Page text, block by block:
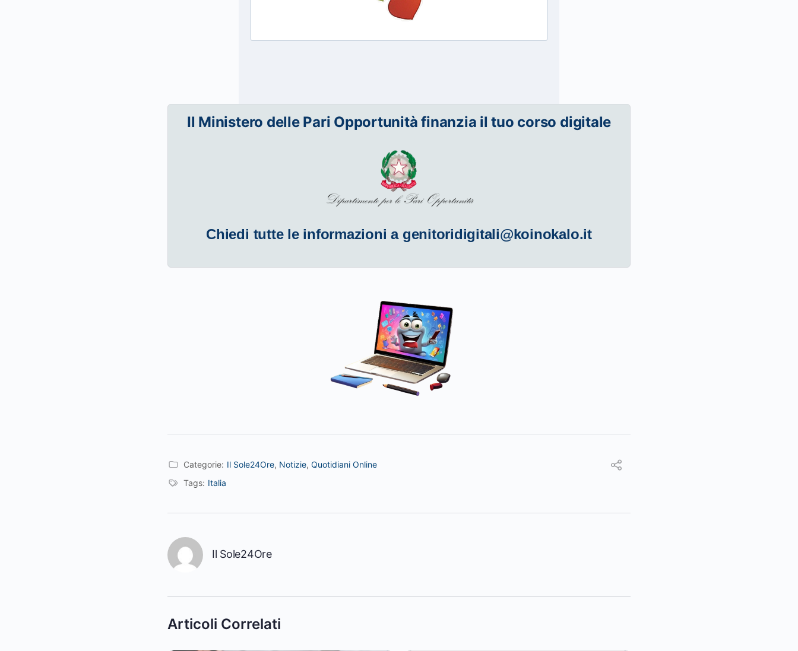
Il Ministero delle Pari Opportunità finanzia il tuo corso digitale
Chiedi tutte le informazioni a genitoridigitali@koinokalo.it
Categorie: Il Sole24Ore, Notizie, Quotidiani Online
Tags: Italia
Il Sole24Ore
Articoli Correlati